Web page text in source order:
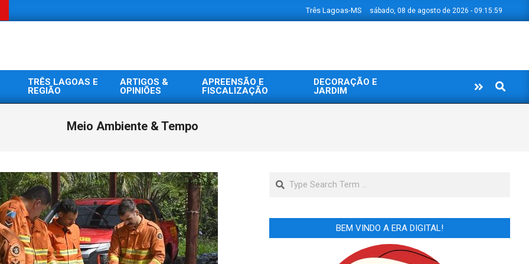
Três Lagoas-MS sábado, 08 de agosto de 2026 - 09:16:00
TRÊS LAGOAS E
REGIÃO
ARTIGOS &
OPINIÕES
APREENSÃO E
FISCALIZAÇÃO
DECORAÇÃO E
JARDIM
Search
Meio Ambiente & Tempo
Search
BEM VINDO A ERA DIGITAL!